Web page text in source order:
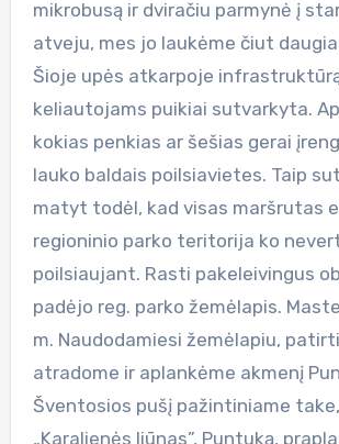
mikrobusą ir dviračiu parmynė į
atveju, mes jo laukėme čiut
Šioje upės atkarpoje
keliautojams puikiai sutvarkyta.
kokias penkias ar šešias gerai
lauko baldais poilsiavietes. Taip
matyt todėl, kad visas maršrutas
regioninio parko teritorija ko
poilsiaujant. Rasti pakeleivingus
padėjo reg. parko žemėlapis.
m. Naudodamiesi žemėlapiu,
atradome ir aplankėme akmenį
Šventosios pušį pažintiniame
„Karalienės liūnas”, Puntuką,